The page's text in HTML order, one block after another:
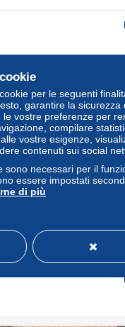
± 5,76 USD
per le seguenti
garantire la sicurezza
vostre preferenze per
compilare
vostre esigenze,
contenuti sui social
sono necessari per il
essere impostati
di più